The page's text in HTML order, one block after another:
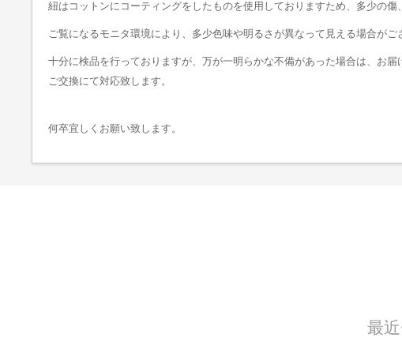
紐はコットンにコーティングをしたものを使用しておりますため、多少の傷
ご覧になるモニタ環境により、多少色味や明るさが異なって見える場合がご
十分に検品を行っておりますが、万が一明らかな不備があった場合は、お届
ご交換にて対応致します。
何卒宜しくお願い致します。
最